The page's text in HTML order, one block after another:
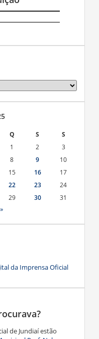
Q S
S
1
2
3
8 9
10
15 16
17
22 23
24
29 30 31
da Imprensa Oficial
de Jundiaí estão